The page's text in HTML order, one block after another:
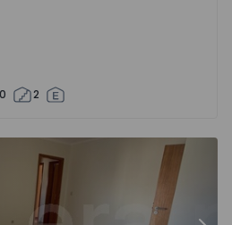
2
Mem Martins -